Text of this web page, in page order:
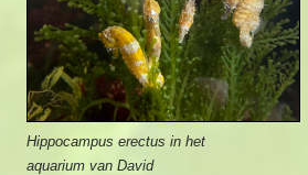
Hippocampus erectus in het
aquarium van David